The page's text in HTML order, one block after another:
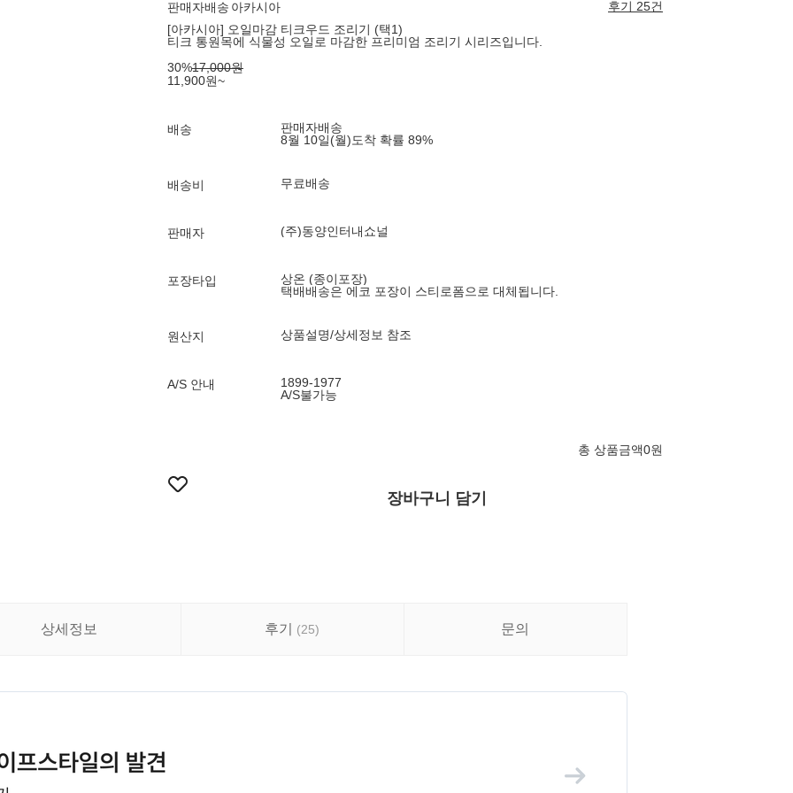
판매자배송 아카시아
후기 25건
[아카시아] 오일마감 티크우드 조리기 (택1)
티크 통원목에 식물성 오일로 마감한 프리미엄 조리기 시리즈입니다.
30%17,000원
11,900원~
배송
판매자배송
8월 10일(월)도착 확률 89%
배송비 무료배송
판매자 (주)동양인터내쇼널
포장타입
상온 (종이포장)
택배배송은 에코 포장이 스티로폼으로 대체됩니다.
원산지 상품설명/상세정보 참조
A/S 안내
1899-1977
A/S불가능
총 상품금액0원
장바구니 담기
상세정보 후기 (25) 문의